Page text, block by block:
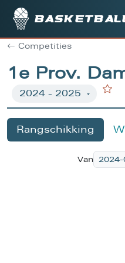
Competities
1e Prov.
Rangschikking
Van